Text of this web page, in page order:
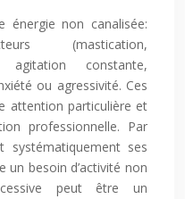
énergie non canalisée:
(mastication,
agitation constante,
ou agressivité. Ces
attention particulière et
professionnelle. Par
systématiquement ses
un besoin d’activité non
peut être un